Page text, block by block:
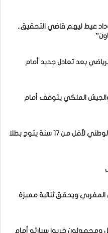
عيط ليهم قاضي التحقيق..
بعد تعادل جديد أمام
الملكي يتوقف أمام
على عرش شمال إفريقيا: المنتخب الوطني لأقل من 17 سنة يتوج بطلا
ويحقق ثنائية مميزة
ومجهولون خربوا سيارته أمام